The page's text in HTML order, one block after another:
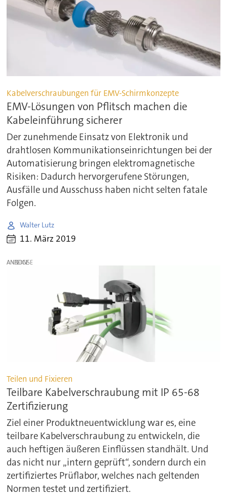
Kabelverschraubungen für EMV-Schirmkonzepte
EMV-Lösungen von Pflitsch machen die
Kabeleinführung sicherer
Der zunehmende Einsatz von Elektronik und
drahtlosen Kommunikationseinrichtungen bei der
Automatisierung bringen elektromagnetische
Risiken: Dadurch hervorgerufene Störungen,
Ausfälle und Ausschuss haben nicht selten fatale
Folgen.
Walter Lutz
11. März 2019
ANZEIGE
Teilen und Fixieren
Teilbare Kabelverschraubung mit IP 65-68
Zertifizierung
Ziel einer Produktneuentwicklung war es, eine
teilbare Kabelverschraubung zu entwickeln, die
auch heftigen äußeren Einflüssen standhält. Und
das nicht nur „intern geprüft“, sondern durch ein
zertifiziertes Prüflabor, welches nach geltenden
Normen testet und zertifiziert.